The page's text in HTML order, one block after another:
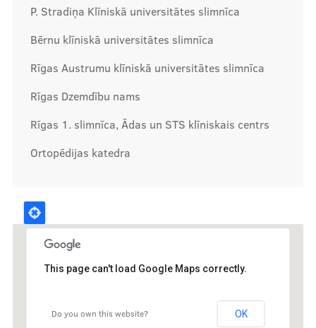
P. Stradiņa Klīniskā universitātes slimnīca
Bērnu klīniskā universitātes slimnīca
Rīgas Austrumu klīniskā universitātes slimnīca
Rīgas Dzemdību nams
Rīgas 1. slimnīca, Ādas un STS klīniskais centrs
Ortopēdijas katedra
This page can't load Google Maps correctly.
Do you own this website? OK